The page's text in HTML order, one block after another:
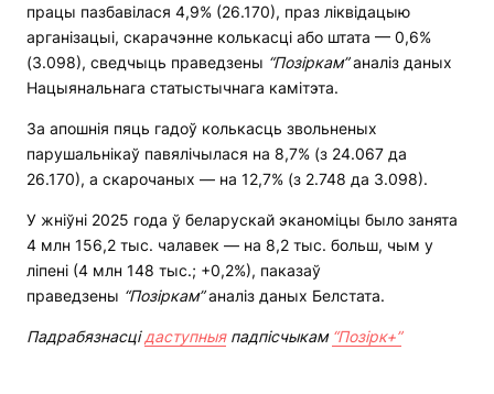
працы пазбавілася 4,9% (26.170), праз ліквідацыю
арганізацыі, скарачэнне колькасці або штата — 0,6%
(3.098), сведчыць праведзены “Позіркам”аналіз даных
Нацыянальнага статыстычнага камітэта.
За апошнія пяць гадоў колькасць звольненых
парушальнікаў павялічылася на 8,7% (з 24.067 да
26.170), а скарочаных — на 12,7% (з 2.748 да 3.098).
У жніўні 2025 года ў беларускай эканоміцы было занята
4 млн 156,2 тыс. чалавек — на 8,2 тыс. больш, чым у
ліпені (4 млн 148 тыс.; +0,2%), паказаў
праведзены “Позіркам”аналіз даных Белстата.
Падрабязнасцідаступныяпадпісчыкам “Позірк+”